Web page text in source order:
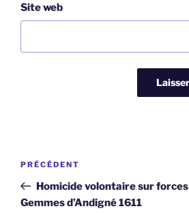
Site web
Navigation
l’article
Article
précédent
PRÉCÉDENT
Homicide volontaire sur forces
Gemmes d’Andigné 1611